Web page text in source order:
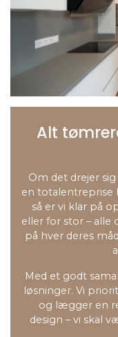
Alt
Om det drejer
en totalentreprise
så er vi klar på
eller for stor –
på hver deres
Med et godt
løsninger. Vi
og lægger en
design – vi skal